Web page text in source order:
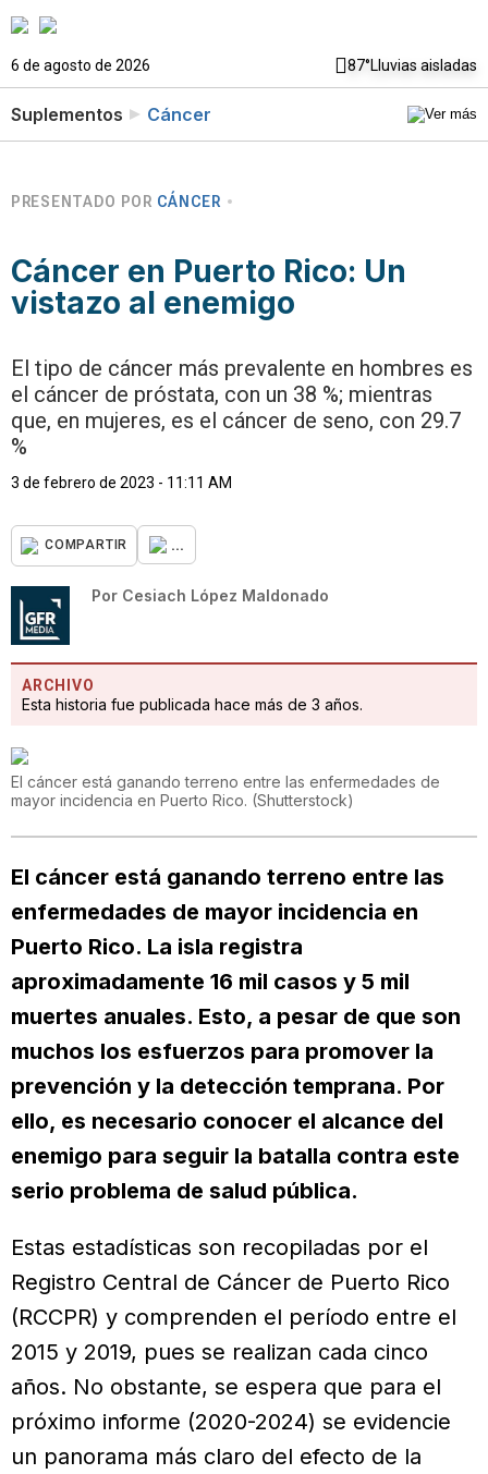
6 de agosto de 2026 87°Lluvias aisladas
Suplementos Cáncer
PRESENTADO POR CÁNCER
Cáncer en Puerto Rico: Un
vistazo al enemigo
El tipo de cáncer más prevalente en hombres es
el cáncer de próstata, con un 38 %; mientras
que, en mujeres, es el cáncer de seno, con 29.7
%
3 de febrero de 2023 - 11:11 AM
COMPARTIR ...
Por Cesiach López Maldonado
ARCHIVO
Esta historia fue publicada hace más de 3 años.
El cáncer está ganando terreno entre las enfermedades de
mayor incidencia en Puerto Rico. (Shutterstock)
El cáncer está ganando terreno entre las
enfermedades de mayor incidencia en
Puerto Rico. La isla registra
aproximadamente 16 mil casos y 5 mil
muertes anuales. Esto, a pesar de que son
muchos los esfuerzos para promover la
prevención y la detección temprana. Por
ello, es necesario conocer el alcance del
enemigo para seguir la batalla contra este
serio problema de salud pública.
Estas estadísticas son recopiladas por el
Registro Central de Cáncer de Puerto Rico
(RCCPR) y comprenden el período entre el
2015 y 2019, pues se realizan cada cinco
años. No obstante, se espera que para el
próximo informe (2020-2024) se evidencie
un panorama más claro del efecto de la